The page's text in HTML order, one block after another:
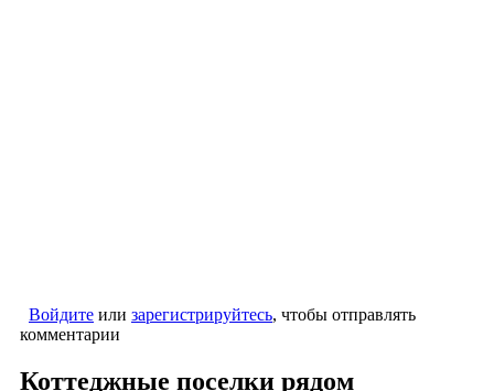
Войдите или зарегистрируйтесь, чтобы отправлять
комментарии
Коттеджные поселки рядом